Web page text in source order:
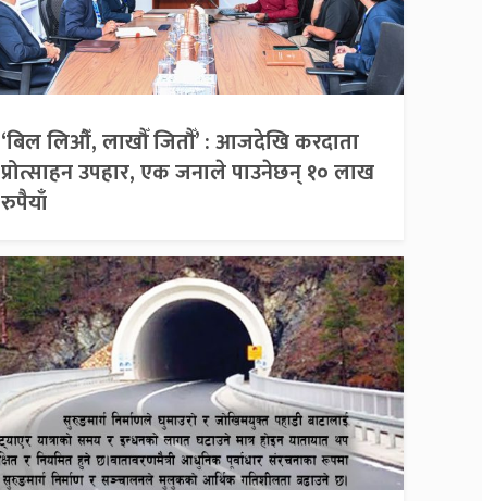
‘बिल लिऔँ, लाखौँ जितौँ’ : आजदेखि करदाता
प्रोत्साहन उपहार, एक जनाले पाउनेछन् १० लाख
रुपैयाँ